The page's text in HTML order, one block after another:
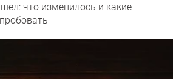
что изменилось и какие